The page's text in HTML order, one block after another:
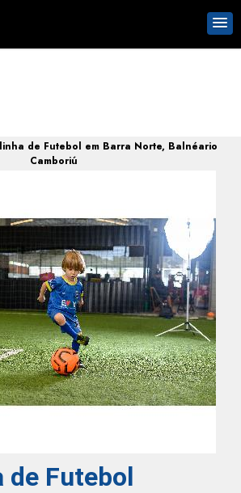
de Futebol em Barra Norte, Balnéario
Camboriú
de Futebol